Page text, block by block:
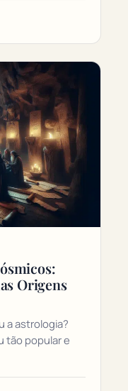
Origens
a astrologia?
tão popular e